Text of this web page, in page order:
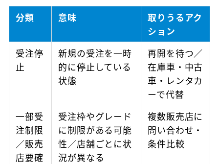
分類 意味
取りうるアク
ション
受注停
止
新規の受注を一時
的に停止している
状態
再開を待つ／
在庫車・中古
車・レンタカ
ーで代替
一部受
注制限
／販売
店要確
受注枠やグレード
に制限がある可能
性／店舗ごとに状
況が異なる
複数販売店に
問い合わせ・
条件比較